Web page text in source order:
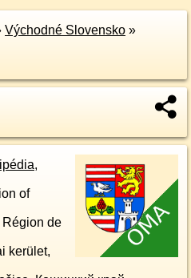
Východné Slovensko »
,
de
kerület,